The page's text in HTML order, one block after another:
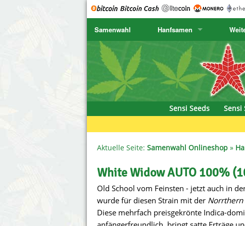
Samenwahl Hanfsamen
SENSI SEEDS
SENSI SEEDS RESEARCH
NIRVANA
SERIOUS SEEDS
SPLIFF SEEDS
Ace Seeds
Anaconda Seeds
CBD Crew
Chronic &
Delicious
Dr. Underground
Dutch Passion
Empire Seeds
Exotic Seeds
Sensi Seeds Sensi
Aktuelle Seite: Samenwahl Onlineshop »
White Widow AUTO 100%
Old School vom Feinsten - jetzt auch in
wurde für diesen Strain mit der Norrthern
Diese mehrfach preisgekrönte Indica-